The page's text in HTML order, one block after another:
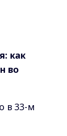
как
во
в 33-м